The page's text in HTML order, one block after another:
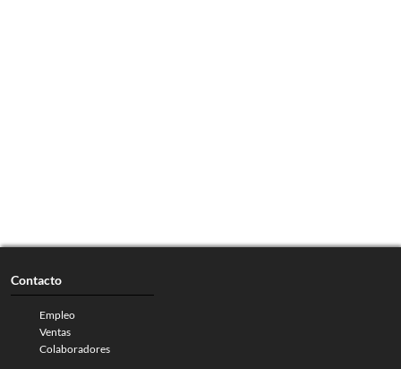
Contacto
Empleo
Ventas
Colaboradores